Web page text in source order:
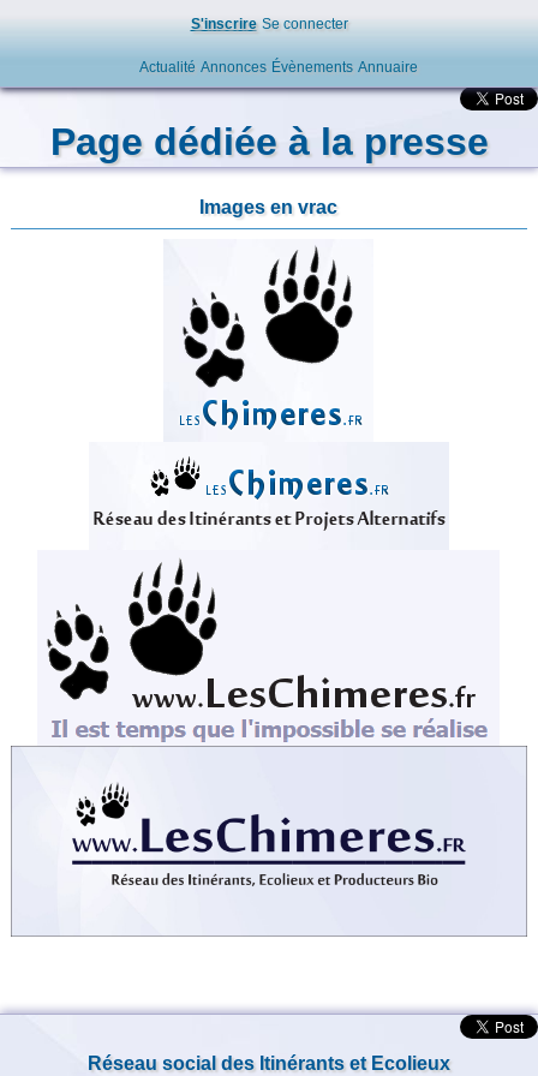
Actualité Annonces Évènements Annuaire
S'inscrire Se connecter
Page dédiée à la presse
Images en vrac
Réseau social des Itinérants et Ecolieux